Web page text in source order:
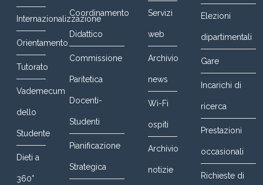
Internazionalizzazione
Orientamento
Tutorato
Vademecum
dello
Studente
Dieti a
360°
Coordinamento
Didattico
Commissione
Paritetica
Docenti-
Studenti
Pianificazione
Strategica
Servizi
web
Archivio
news
Wi-Fi
ospiti
Archivio
notizie
Elezioni
dipartimentali
Gare
Incarichi di
ricerca
Prestazioni
occasionali
Richieste di